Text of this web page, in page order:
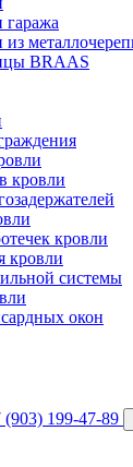
BRAAS
кровли
кровли
кровли
системы
окон
(903) 199-47-89